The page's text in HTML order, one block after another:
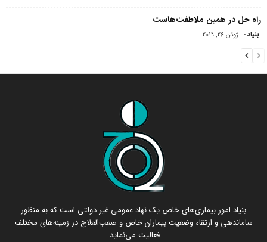
راه حل در همین ملاطفت‌هاست
بنیاد- ژوئن 26, 2019
بنیاد امور بیماری‌های خاص یک نهاد عمومی غیر دولتی است که به منظور
ساماندهی و ارتقاء وضعیت بیماران خاص و صعب‌العلاج در زمینه‌های مختلف
فعالیت می‌نماید.